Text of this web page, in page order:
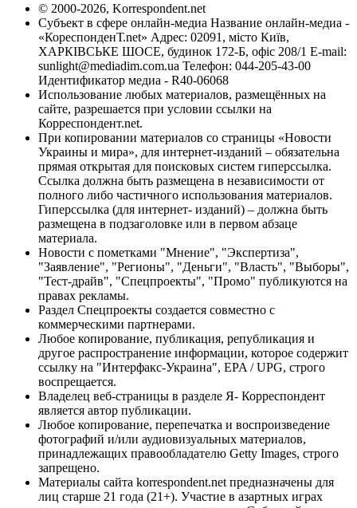
© 2000-2026, Korrespondent.net
Субъект в сфере онлайн-медиа Название онлайн-медиа -
«КореспонденТ.net» Адрес: 02091, місто Київ,
ХАРКІВСЬКЕ ШОСЕ, будинок 172-Б, офіс 208/1 E-mail:
sunlight@mediadim.com.ua Телефон: 044-205-43-00
Идентификатор медиа - R40-06068
Использование любых материалов, размещённых на
сайте, разрешается при условии ссылки на
Корреспондент.net.
При копировании материалов со страницы «Новости
Украины и мира», для интернет-изданий – обязательна
прямая открытая для поисковых систем гиперссылка.
Ссылка должна быть размещена в независимости от
полного либо частичного использования материалов.
Гиперссылка (для интернет- изданий) – должна быть
размещена в подзаголовке или в первом абзаце
материала.
Новости с пометками "Мнение", "Экспертиза",
"Заявление", "Регионы", "Деньги", "Власть", "Выборы",
"Тест-драйв", "Спецпроекты", "Промо" публикуются на
правах рекламы.
Раздел Спецпроекты создается совместно с
коммерческими партнерами.
Любое копирование, публикация, републикация и
другое распространение информации, которое содержит
ссылку на "Интерфакс-Украина", EPA / UPG, строго
воспрещается.
Владелец веб-страницы в разделе Я- Корреспондент
является автор публикации.
Любое копирование, перепечатка и воспроизведение
фотографий и/или аудиовизуальных материалов,
принадлежащих правообладателю Getty Images, строго
запрещено.
Материалы сайта korrespondent.net предназначены для
лиц старше 21 года (21+). Участие в азартных играх